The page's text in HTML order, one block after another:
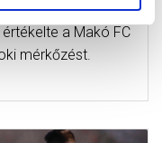
a Makó FC
mérkőzést.